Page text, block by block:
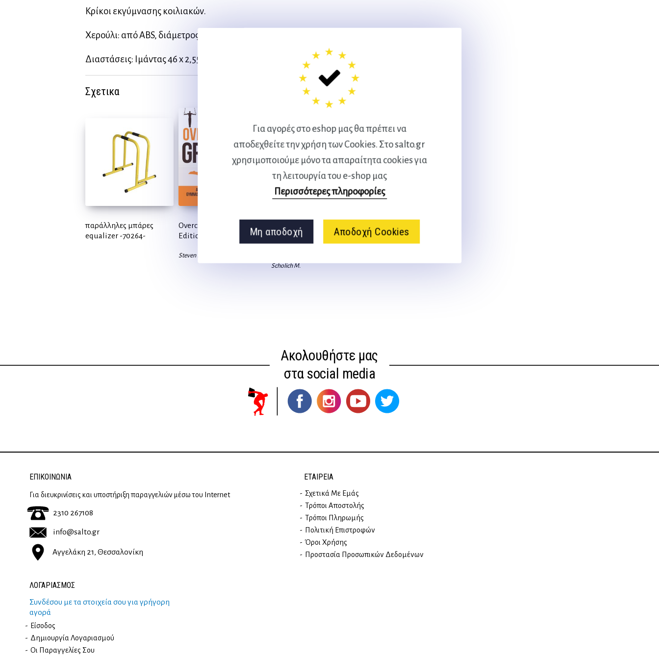
Για αγορές στο eshop μας θα πρέπει να
αποδεχθείτε την χρήση των Cookies. Στο salto.gr
χρησιμοποιούμε μόνο τα απαραίτητα cookies για
τη λειτουργία του e-shop μας
Περισσότερες πληροφορίες
Μη αποδοχή Αποδοχή Cookies
Κρίκοι εκγύμνασης κοιλιακών.
Χερούλι: από ABS, διάμετρος 2,8 cm
Διαστάσεις: Ιμάντας 46 x 2,55 cm
Σχετικα
παράλληλες μπάρες
equalizer -70264-
Overcoming gravity [2nd
Edition]
Steven Low, S.Low
Κυκλική προπόνηση
(Προσφορά) –
εξαντλημένο
Scholich M.
Ακολουθήστε μας
στα social media
ΕΠΙΚΟΙΝΩΝΊΑ
Για διευκρινίσεις και υποστήριξη παραγγελιών μέσω του Internet
2310 267108
info@salto.gr
Αγγελάκη 21, Θεσσαλονίκη
ΕΤΑΙΡΕΊΑ
Σχετικά Με Εμάς
Τρόποι Αποστολής
Τρόποι Πληρωμής
Πολιτική Επιστροφών
Όροι Χρήσης
Προστασία Προσωπικών Δεδομένων
ΛΟΓΑΡΙΑΣΜΟΣ
Συνδέσου με τα στοιχεία σου για γρήγορη
αγορά
Είσοδος
Δημιουργία Λογαριασμού
Οι Παραγγελίες Σου